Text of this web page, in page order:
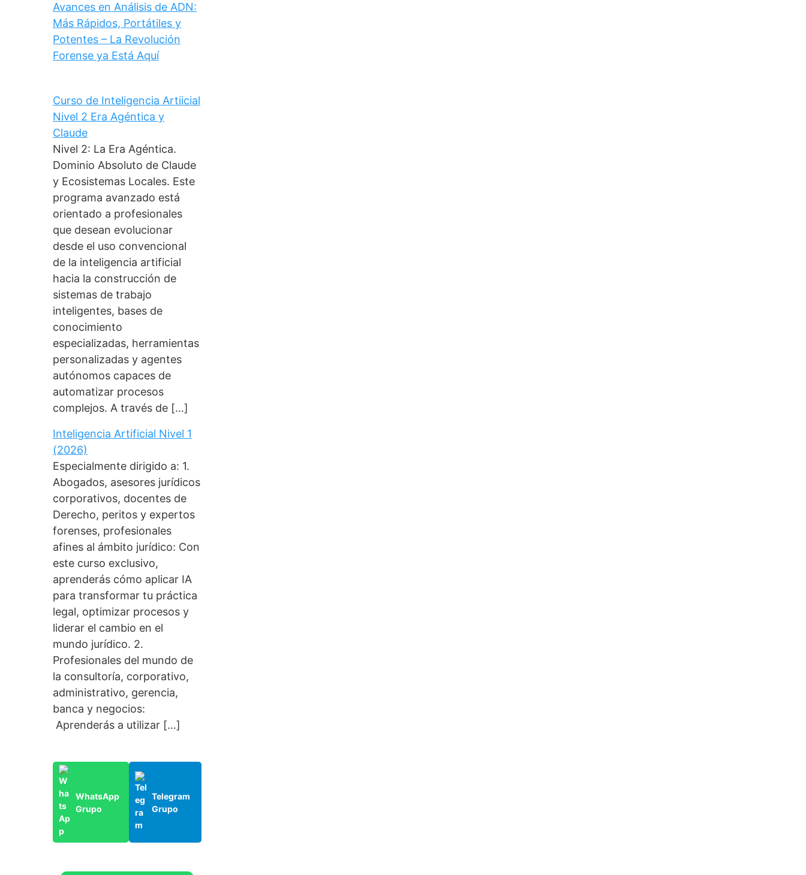
Avances en Análisis de ADN:
Más Rápidos, Portátiles y
Potentes – La Revolución
Forense ya Está Aquí
Curso de Inteligencia Artiicial
Nivel 2 Era Agéntica y
Claude
Nivel 2: La Era Agéntica.
Dominio Absoluto de Claude
y Ecosistemas Locales. Este
programa avanzado está
orientado a profesionales
que desean evolucionar
desde el uso convencional
de la inteligencia artificial
hacia la construcción de
sistemas de trabajo
inteligentes, bases de
conocimiento
especializadas, herramientas
personalizadas y agentes
autónomos capaces de
automatizar procesos
complejos. A través de […]
Inteligencia Artificial Nivel 1
(2026)
Especialmente dirigido a: 1.
Abogados, asesores jurídicos
corporativos, docentes de
Derecho, peritos y expertos
forenses, profesionales
afines al ámbito jurídico: Con
este curso exclusivo,
aprenderás cómo aplicar IA
para transformar tu práctica
legal, optimizar procesos y
liderar el cambio en el
mundo jurídico. 2.
Profesionales del mundo de
la consultoría, corporativo,
administrativo, gerencia,
banca y negocios:
Aprenderás a utilizar […]
WhatsApp
Grupo
Telegram
Grupo